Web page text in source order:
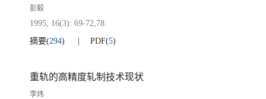
彭毅
1995, 16(3): 69-72,78.
摘要(294) PDF(5)
重轨的高精度轧制技术现状
李炜